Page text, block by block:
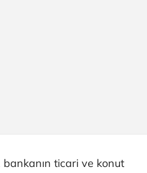
bankanın ticari ve konut